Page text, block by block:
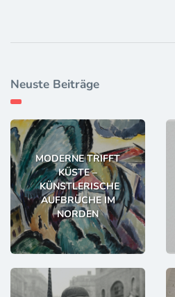
Neuste Beiträge
MODERNE TRIFFT
KÜSTE –
KÜNSTLERISCHE
AUFBRÜCHE IM
NORDEN